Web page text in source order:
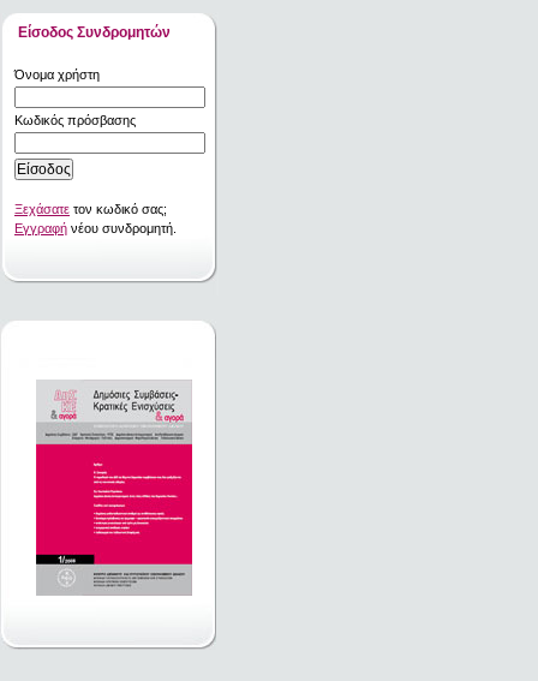
Είσοδος Συνδρομητών
Όνομα χρήστη
Κωδικός πρόσβασης
Ξεχάσατε τον κωδικό σας;
Εγγραφή νέου συνδρομητή.